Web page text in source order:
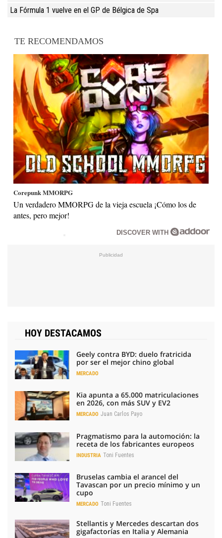
La Fórmula 1 vuelve en el GP de Bélgica de Spa
TE RECOMENDAMOS
Corepunk MMORPG
Un verdadero MMORPG de la vieja escuela ¡Cómo los de
antes, pero mejor!
DISCOVER WITH
HOY DESTACAMOS
Geely contra BYD: duelo fratricida
por ser el mejor chino global
MERCADO
Kia apunta a 65.000 matriculaciones
en 2026, con más SUV y EV2
MERCADO Juan Carlos Payo
Pragmatismo para la automoción: la
receta de los fabricantes europeos
INDUSTRIA Toni Fuentes
Bruselas cambia el arancel del
Tavascan por un precio mínimo y un
cupo
MERCADO Toni Fuentes
Stellantis y Mercedes descartan dos
gigafactorías en Italia y Alemania